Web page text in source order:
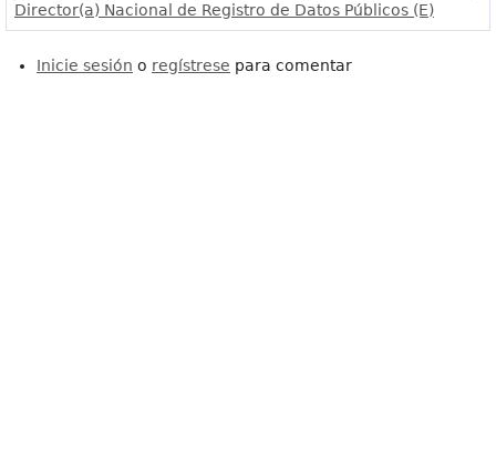
Director(a) Nacional de Registro de Datos Públicos (E)
Inicie sesión o regístrese para comentar